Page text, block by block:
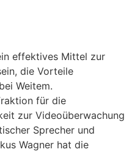
effektives Mittel zur
die Vorteile
Weitem.
für die
zur Videoüberwachung
Sprecher und
Wagner hat die